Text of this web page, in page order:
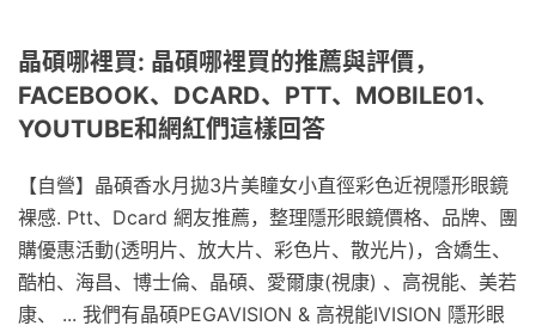
晶碩哪裡買: 晶碩哪裡買的推薦與評價，
FACEBOOK、DCARD、PTT、MOBILE01、
YOUTUBE和網紅們這樣回答
【自營】晶碩香水月拋3片美瞳女小直徑彩色近視隱形眼鏡
裸感. Ptt、Dcard 網友推薦，整理隱形眼鏡價格、品牌、團
購優惠活動(透明片、放大片、彩色片、散光片)，含嬌生、
酷柏、海昌、博士倫、晶碩、愛爾康(視康) 、高視能、美若
康、 ... 我們有晶碩PEGAVISION & 高視能IVISION 隱形眼